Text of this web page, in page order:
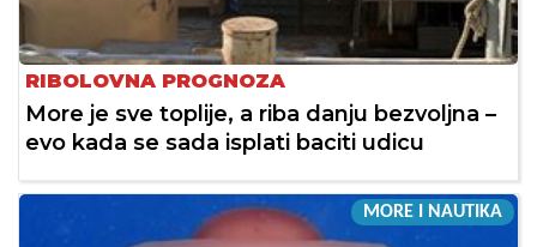
RIBOLOVNA PROGNOZA
More je sve toplije, a riba danju bezvoljna –
evo kada se sada isplati baciti udicu
MORE I NAUTIKA